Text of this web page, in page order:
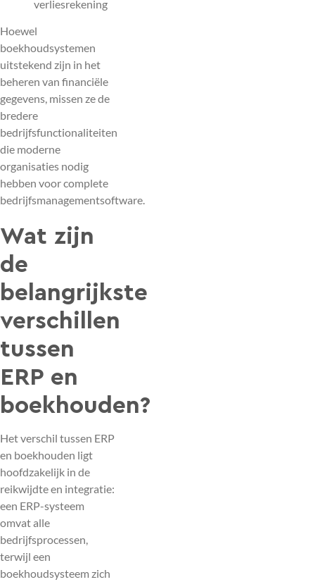
verliesrekening
Hoewel
boekhoudsystemen
uitstekend zijn in het
beheren van financiële
gegevens, missen ze de
bredere
bedrijfsfunctionaliteiten
die moderne
organisaties nodig
hebben voor complete
bedrijfsmanagementsoftware.
Wat zijn
de
belangrijkste
verschillen
tussen
ERP en
boekhouden?
Het verschil tussen ERP
en boekhouden ligt
hoofdzakelijk in de
reikwijdte en integratie:
een ERP-systeem
omvat alle
bedrijfsprocessen,
terwijl een
boekhoudsysteem zich